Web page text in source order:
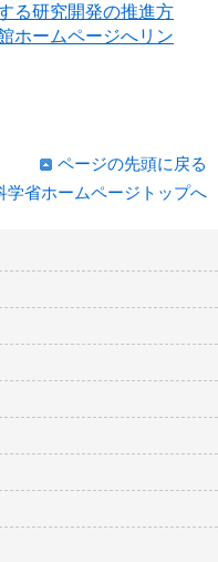
る研究開発の推進方
ホームページへリン
ページの先頭に戻る
学省ホームページトップへ